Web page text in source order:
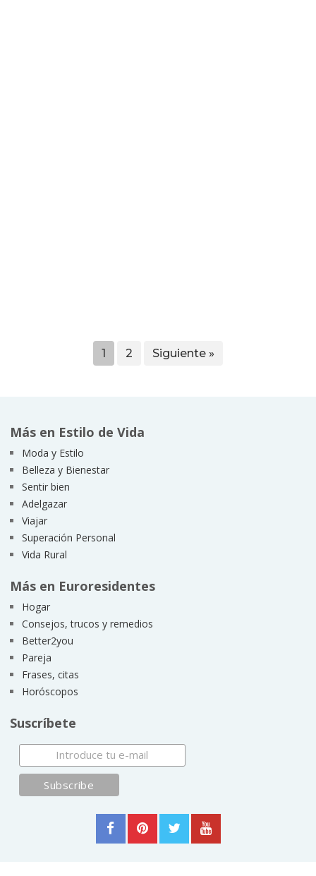
1 2 Siguiente »
Más en Estilo de Vida
Moda y Estilo
Belleza y Bienestar
Sentir bien
Adelgazar
Viajar
Superación Personal
Vida Rural
Más en Euroresidentes
Hogar
Consejos, trucos y remedios
Better2you
Pareja
Frases, citas
Horóscopos
Suscríbete